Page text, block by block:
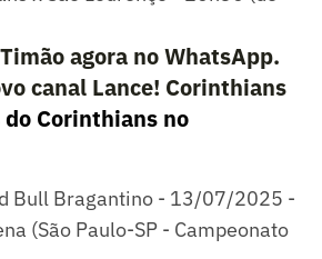
agora no WhatsApp.
canal Lance! Corinthians
Corinthians no
Bull Bragantino - 13/07/2025 -
(São Paulo-SP - Campeonato